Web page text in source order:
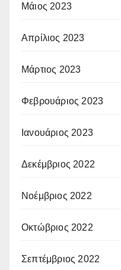
Μάιος 2023
Απρίλιος 2023
Μάρτιος 2023
Φεβρουάριος 2023
Ιανουάριος 2023
Δεκέμβριος 2022
Νοέμβριος 2022
Οκτώβριος 2022
Σεπτέμβριος 2022